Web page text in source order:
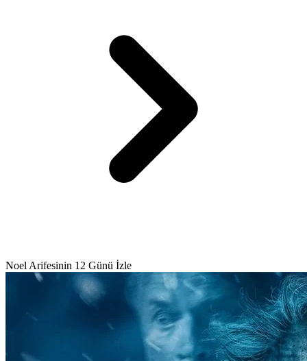
Noel Arifesinin 12 Günü İzle